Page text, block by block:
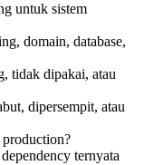
untuk sistem
domain, database,
tidak dipakai, atau
dipersempit, atau
ternyata